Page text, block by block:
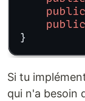
Si tu
qui n'a besoin